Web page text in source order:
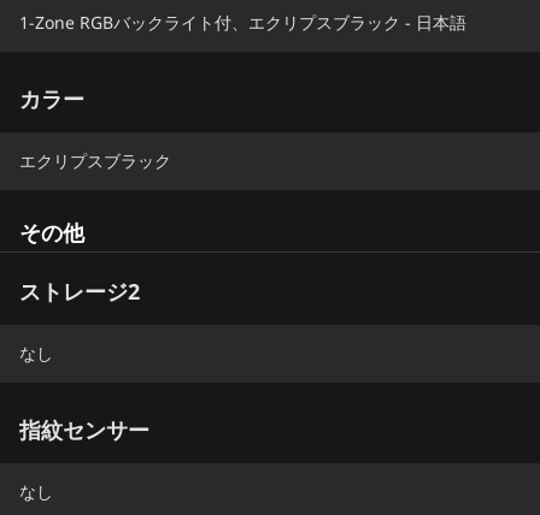
1-Zone RGBバックライト付、エクリプスブラック - 日本語
カラー
エクリプスブラック
その他
ストレージ2
なし
指紋センサー
なし